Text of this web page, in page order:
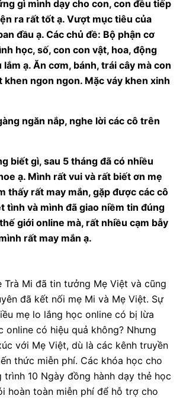
gì mình dạy cho con, con đều tiếp
ra rất tốt ạ. Vượt mục tiêu của
đầu ạ. Các chủ đề: Bộ phận cơ
học, số, con con vật, hoa, động
ạ. Ăn cơm, bánh, trái cây mà con
khen ngon ngon. Mặc váy khen xinh
ngăn nắp, nghe lời các cô trên
biết gì, sau 5 tháng đã có nhiều
ạ. Mình rất vui và rất biết ơn mẹ
thấy rất may mắn, gặp được các cô
tình và mình đã giao niềm tin đúng
giới online mà, rất nhiều cạm bẫy
rất may mắn ạ.
Trà Mi đã tin tưởng Mẹ Việt và cũng
đã kết nối mẹ Mi và Mẹ Việt. Sự
mẹ lo lắng học online có bị lừa
online có hiệu quả không? Nhưng
với Mẹ Việt, dù là các kênh truyền
thức miễn phí. Các khóa học cho
trình 10 Ngày đồng hành dạy thẻ học
hoàn toàn miễn phí để hỗ trợ cho